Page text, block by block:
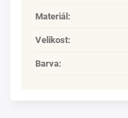
Materiál :
Velikost:
Barva: